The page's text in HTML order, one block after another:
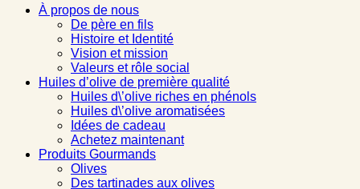
À propos de nous
De père en fils
Histoire et Identité
Vision et mission
Valeurs et rôle social
Huiles d’olive de première qualité
Huiles d\’olive riches en phénols
Huiles d\’olive aromatisées
Idées de cadeau
Achetez maintenant
Produits Gourmands
Olives
Des tartinades aux olives